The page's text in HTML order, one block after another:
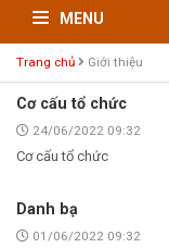
MENU
Trang chủ Giới thiệu
Cơ cấu tổ chức
24/06/2022 09:32
Cơ cấu tổ chức
Danh bạ
01/06/2022 09:32